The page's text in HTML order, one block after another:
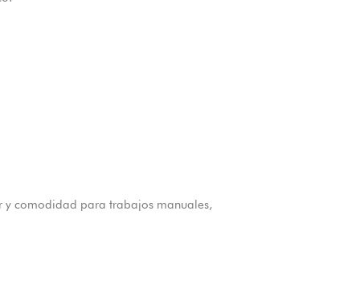
y comodidad para trabajos manuales,